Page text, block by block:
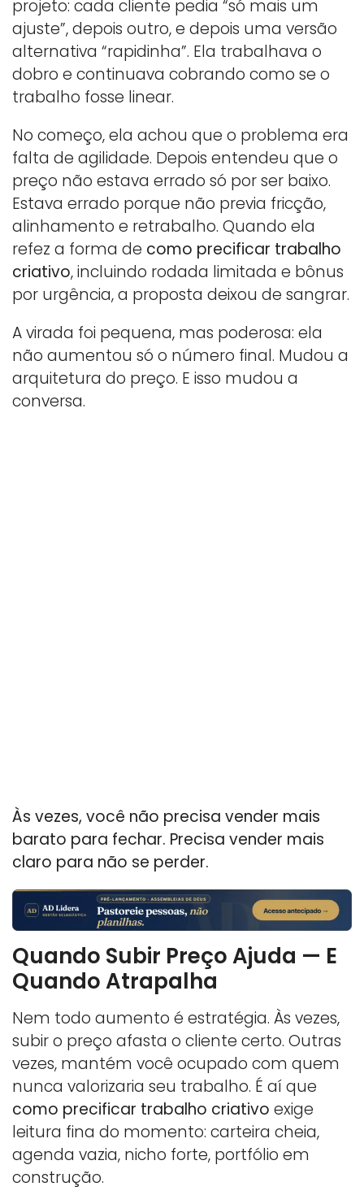
projeto: cada cliente pedia “só mais um
ajuste”, depois outro, e depois uma versão
alternativa “rapidinha”. Ela trabalhava o
dobro e continuava cobrando como se o
trabalho fosse linear.
No começo, ela achou que o problema era
falta de agilidade. Depois entendeu que o
preço não estava errado só por ser baixo.
Estava errado porque não previa fricção,
alinhamento e retrabalho. Quando ela
refez a forma de como precificar trabalho
criativo, incluindo rodada limitada e bônus
por urgência, a proposta deixou de sangrar.
A virada foi pequena, mas poderosa: ela
não aumentou só o número final. Mudou a
arquitetura do preço. E isso mudou a
conversa.
Às vezes, você não precisa vender mais
barato para fechar. Precisa vender mais
claro para não se perder.
Quando Subir Preço Ajuda — E
Quando Atrapalha
Nem todo aumento é estratégia. Às vezes,
subir o preço afasta o cliente certo. Outras
vezes, mantém você ocupado com quem
nunca valorizaria seu trabalho. É aí que
como precificar trabalho criativo exige
leitura fina do momento: carteira cheia,
agenda vazia, nicho forte, portfólio em
construção.